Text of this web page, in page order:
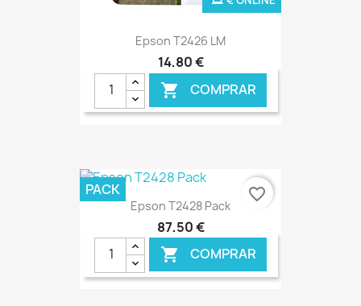
Epson T2426 LM
14,80 €
 COMPRAR
Epson T2428 Pack
87,50 €
 COMPRAR
PACK favorite_border